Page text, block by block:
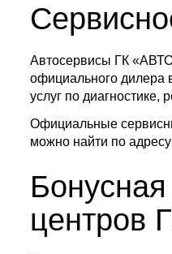
Автосервисы ГК
официального дилера
услуг по
Официальные
можно найти по
центров